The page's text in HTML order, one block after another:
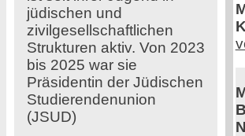
jüdischen und
zivilgesellschaftlichen
Strukturen aktiv. Von 2023
bis 2025 war sie
Präsidentin der Jüdischen
Studierendenunion
(JSUD)